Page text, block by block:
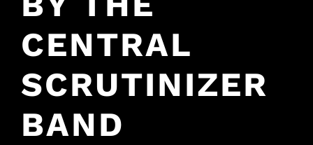
CENTRAL
SCRUTINIZER
BAND